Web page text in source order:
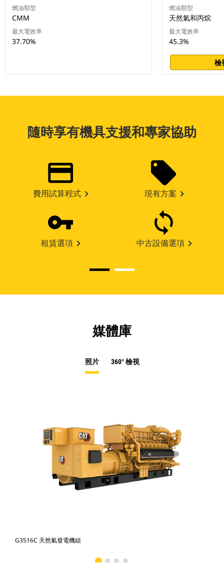
燃油類型
CMM
最大電效率
37.70%
燃油類型
天然氣和丙烷
最大電效率
45.3%
檢
隨時享有機具支援和專家協助
費用試算程式 現有方案
租賃選項 中古設備選項
媒體庫
照片 360° 檢視
G3516C 天然氣發電機組